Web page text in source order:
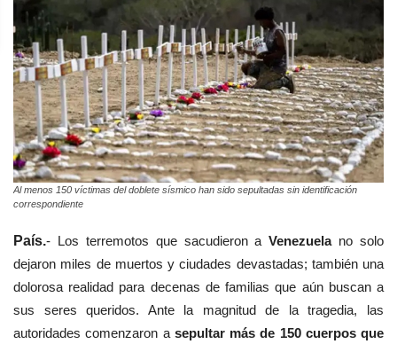
Al menos 150 víctimas del doblete sísmico han sido sepultadas sin identificación
correspondiente
País.- Los terremotos que sacudieron aVenezuela no solo
dejaron miles de muertos y ciudades devastadas; también una
dolorosa realidad para decenas de familias que aún buscan a
sus seres queridos. Ante la magnitud de la tragedia, las
autoridades comenzaron a sepultar más de 150 cuerpos que